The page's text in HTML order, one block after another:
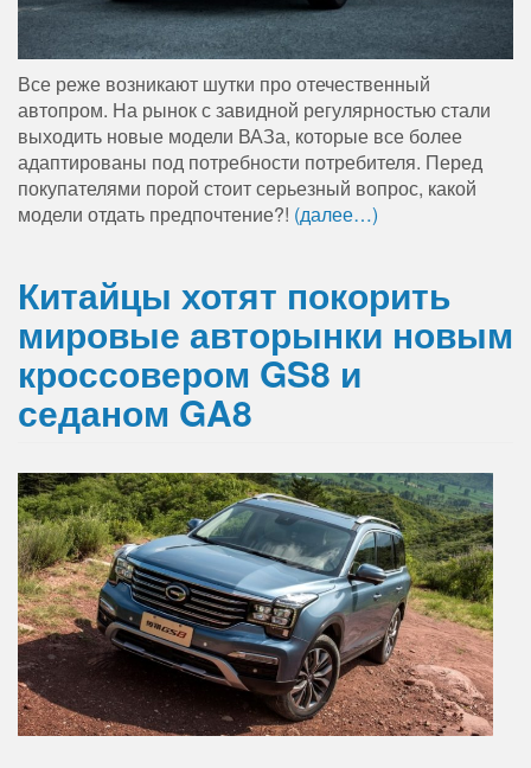
Все реже возникают шутки про отечественный
автопром. На рынок с завидной регулярностью стали
выходить новые модели ВАЗа, которые все более
адаптированы под потребности потребителя. Перед
покупателями порой стоит серьезный вопрос, какой
модели отдать предпочтение?! (далее…)
Китайцы хотят покорить
мировые авторынки новым
кроссовером GS8 и
седаном GA8